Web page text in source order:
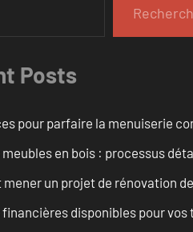
Posts
pour parfaire la menuiserie
meubles en bois : processus
mener un projet de rénovation
financières disponibles pour